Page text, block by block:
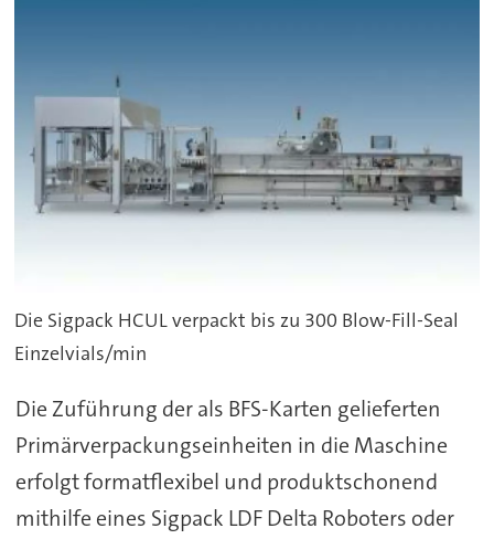
Die Sigpack HCUL verpackt bis zu 300 Blow-Fill-Seal
Einzelvials/min
Die Zuführung der als BFS-Karten gelieferten
Primärverpackungseinheiten in die Maschine
erfolgt formatflexibel und produktschonend
mithilfe eines Sigpack LDF Delta Roboters oder